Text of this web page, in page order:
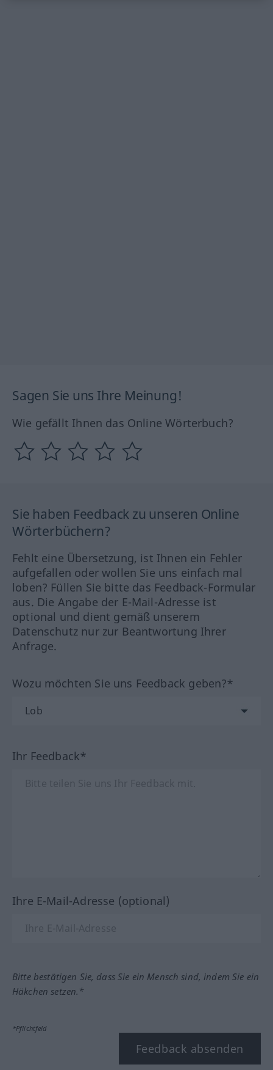
Sagen Sie uns Ihre Meinung!
Wie gefällt Ihnen das Online Wörterbuch?
Sie haben Feedback zu unseren Online
Wörterbüchern?
Fehlt eine Übersetzung, ist Ihnen ein Fehler
aufgefallen oder wollen Sie uns einfach mal
loben? Füllen Sie bitte das Feedback-Formular
aus. Die Angabe der E-Mail-Adresse ist
optional und dient gemäß unserem
Datenschutz nur zur Beantwortung Ihrer
Anfrage.
Wozu möchten Sie uns Feedback geben?*
Ihr Feedback*
Ihre E-Mail-Adresse (optional)
Bitte bestätigen Sie, dass Sie ein Mensch sind, indem Sie ein
Häkchen setzen.*
*Pflichtfeld
Feedback absenden